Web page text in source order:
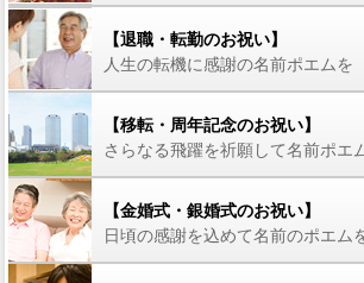
【退職・転勤のお祝い】
人生の転機に感謝の名前ポエムを
【移転・周年記念のお祝い】
さらなる飛躍を祈願して名前ポエ
【金婚式・銀婚式のお祝い】
日頃の感謝を込めて名前のポエム